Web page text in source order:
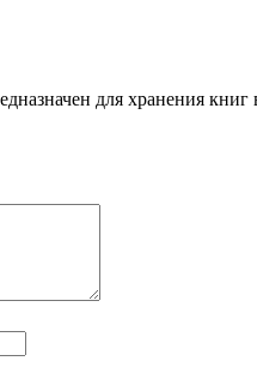
для хранения